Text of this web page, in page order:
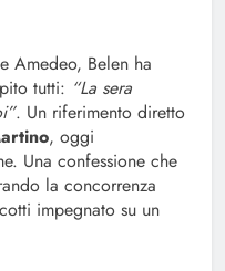
Amedeo, Belen ha
tutti: “La sera
. Un riferimento diretto
, oggi
Una confessione che
la concorrenza
impegnato su un